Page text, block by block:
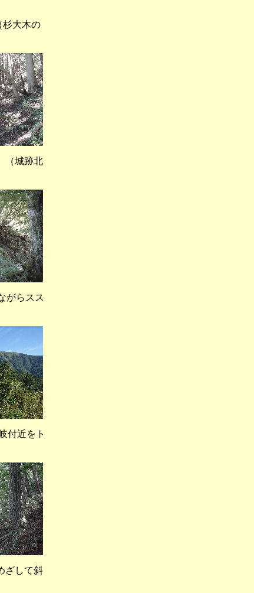
木の
跡北
らスス
付近をト
ざして斜